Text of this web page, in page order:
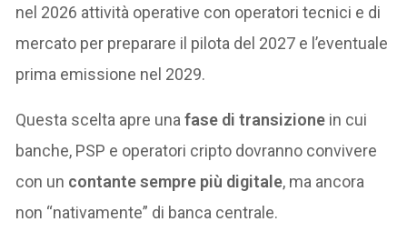
nel 2026 attività operative con operatori tecnici e di
mercato per preparare il pilota del 2027 e l’eventuale
prima emissione nel 2029.
Questa scelta apre unafase di transizione in cui
banche, PSP e operatori cripto dovranno convivere
con un contante sempre più digitale, ma ancora
non “nativamente” di banca centrale.